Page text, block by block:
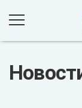
ПРОДУКТЫ И